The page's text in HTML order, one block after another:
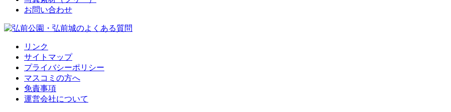
お問い合わせ
リンク
サイトマップ
プライバシーポリシー
マスコミの方へ
免責事項
運営会社について